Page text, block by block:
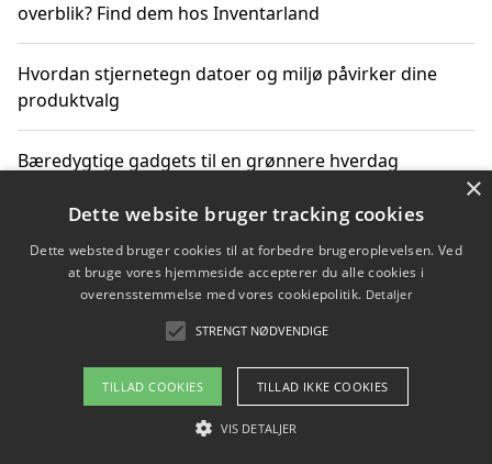
overblik? Find dem hos Inventarland
Hvordan stjernetegn datoer og miljø påvirker dine
produktvalg
Bæredygtige gadgets til en grønnere hverdag
Copyright 2026 - Pilanto Aps
Om / kontakt
Blog Betingelser
×
Dette website bruger tracking cookies
Dette websted bruger cookies til at forbedre brugeroplevelsen. Ved
at bruge vores hjemmeside accepterer du alle cookies i
overensstemmelse med vores cookiepolitik. Detaljer
STRENGT NØDVENDIGE
TILLAD COOKIES TILLAD IKKE COOKIES
VIS DETALJER